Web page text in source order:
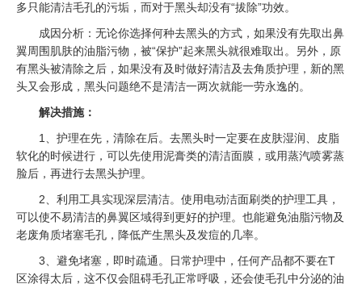
多只能清洁毛孔的污垢，而对于黑头却没有“拔除”功效。
成因分析：无论你选择何种去黑头的方式，如果没有先取出鼻
翼周围肌肤的油脂污物，被“保护”起来黑头就很难取出。另外，原
有黑头被清除之后，如果没有及时做好清洁及去角质护理，新的黑
头又会形成，黑头问题绝不是清洁一两次就能一劳永逸的。
解决措施：
1、护理在先，清除在后。去黑头时一定要在皮肤湿润、皮脂
软化的时候进行，可以先使用泥膏类的清洁面膜，或用蒸汽喷雾蒸
脸后，再进行去黑头护理。
2、利用工具实现深层清洁。使用电动洁面刷类的护理工具，
可以使不易清洁的鼻翼区域得到更好的护理。也能避免油脂污物及
老废角质堵塞毛孔，降低产生黑头及发痘的几率。
3、避免堵塞，即时疏通。日常护理中，任何产品都不要在T
区涂得太后，这不仅会阻碍毛孔正常呼吸，还会使毛孔中分泌的油